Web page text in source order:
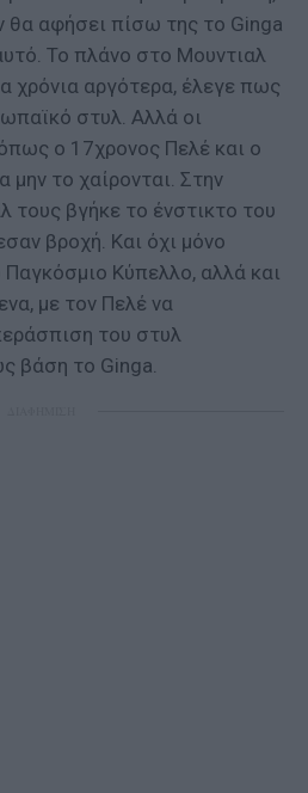
θα αφήσει πίσω της το Ginga
Το πλάνο στο Μουντιαλ
χρόνια αργότερα, έλεγε πως
στυλ. Αλλά οι
ο 17χρονος Πελέ και ο
μην το χαίρονται. Στην
τους βγήκε το ένστικτο του
βροχή. Και όχι μόνο
Παγκόσμιο Κύπελλο, αλλά και
με τον Πελέ να
του στυλ
βάση το Ginga.